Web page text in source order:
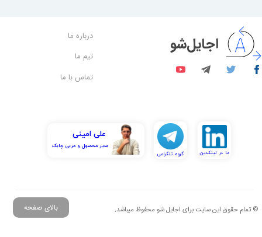
اجایل‌شو
درباره ما
تیم ما
تماس با ما
© تمام حقوق این سایت برای اجایل شو محفوظ میباشد. بالای صفحه
​​ما در لینکدین گروه تلگرامی
علی امینی
​​​​​​​مدیر محصول و مربی چابک